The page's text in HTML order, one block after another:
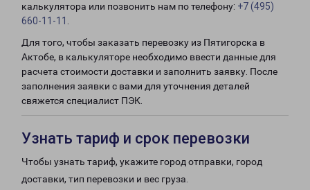
калькулятора или позвонить нам по телефону: +7 (495)
660-11-11
Для того, чтобы заказать перевозку из Пятигорска в
Актобе, в калькуляторе необходимо ввести данные для
расчета стоимости доставки и заполнить заявку. После
заполнения заявки с вами для уточнения деталей
свяжется специалист ПЭК.
Узнать тариф и срок перевозки
Чтобы узнать тариф, укажите город отправки, город
доставки, тип перевозки и вес груза.